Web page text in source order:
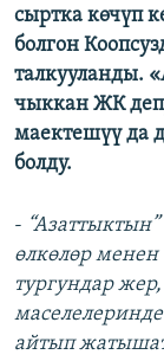
сыртка көчүп
болгон
талкууланды.
чыккан ЖК
маектешүү да
болду.
-
өлкөлөр
тургундар
айтып